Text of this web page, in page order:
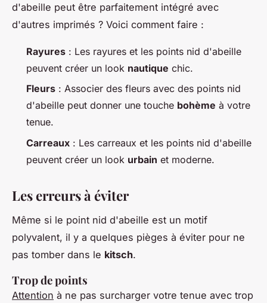
d'abeille peut être parfaitement intégré avec
d'autres imprimés ? Voici comment faire :
Rayures : Les rayures et les points nid d'abeille
peuvent créer un look nautique chic.
Fleurs : Associer des fleurs avec des points nid
d'abeille peut donner une touche bohème à votre
tenue.
Carreaux : Les carreaux et les points nid d'abeille
peuvent créer un look urbain et moderne.
Les erreurs à éviter
Même si le point nid d'abeille est un motif
polyvalent, il y a quelques pièges à éviter pour ne
pas tomber dans le kitsch.
Trop de points
Attention à ne pas surcharger votre tenue avec trop